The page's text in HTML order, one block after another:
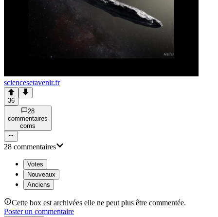
sciencesetavenir.fr
36
28
commentaires
coms
28 commentaires
Votes
Nouveaux
Anciens
Cette box est archivées elle ne peut plus être commentée.
Poster un commentaire